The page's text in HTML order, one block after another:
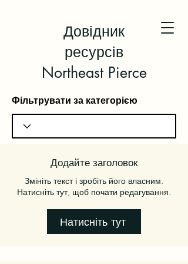
Довідник
ресурсів
Northeast Pierce
Фільтрувати за категорією
Додайте заголовок
Змініть текст і зробіть його власним.
Натисніть тут, щоб почати редагування.
Натисніть тут